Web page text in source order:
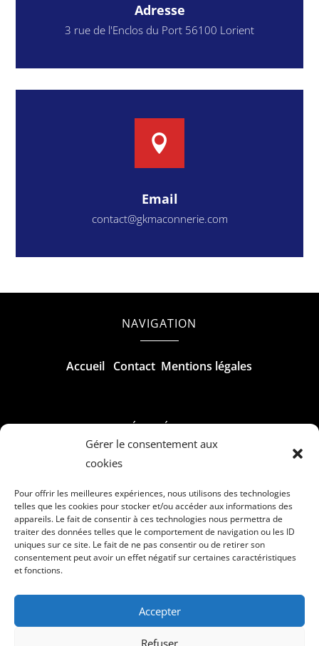
Gérer le consentement aux
cookies
Pour offrir les meilleures expériences, nous utilisons des technologies
telles que les cookies pour stocker et/ou accéder aux informations des
appareils. Le fait de consentir à ces technologies nous permettra de
traiter des données telles que le comportement de navigation ou les ID
uniques sur ce site. Le fait de ne pas consentir ou de retirer son
consentement peut avoir un effet négatif sur certaines caractéristiques
et fonctions.
Accepter
Refuser
Adresse
3 rue de l'Enclos du Port 56100 Lorient

Email
contact@gkmaconnerie.com
NAVIGATION
Accueil Contact Mentions légales
RÉALISÉ PAR